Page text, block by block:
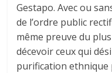
Gestapo. Avec ou
de l’ordre public
même preuve du
décevoir ceux qui
purification ethnique